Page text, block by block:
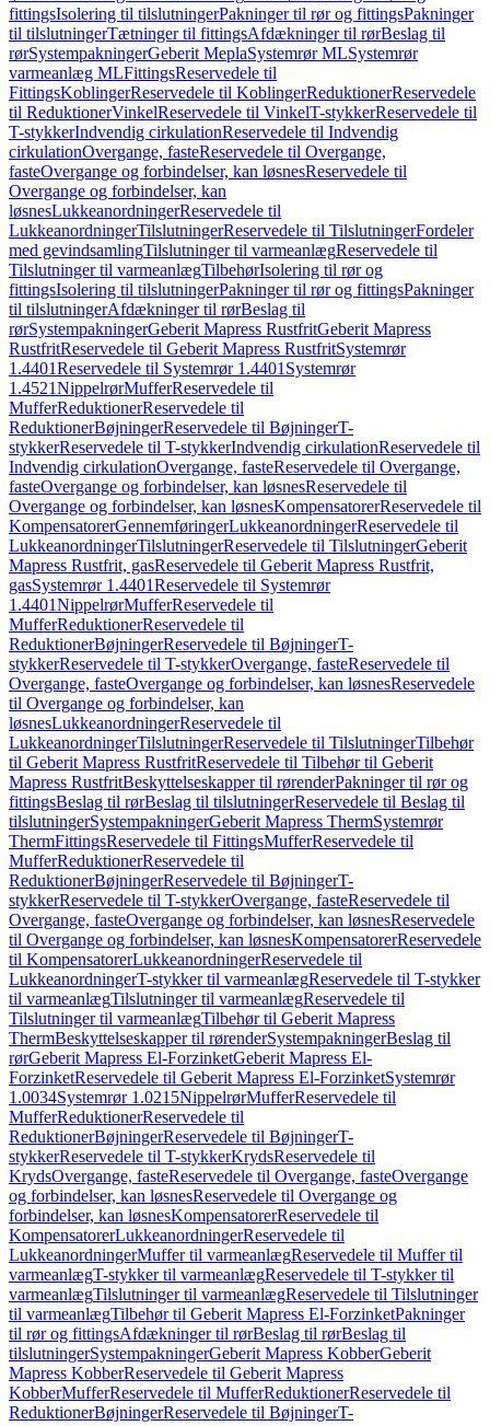
fittingsIsolering til tilslutningerPakninger til rør og fittingsPakninger
til tilslutningerTætninger til fittingsAfdækninger til rørBeslag til
rørSystempakningerGeberit MeplaSystemrør MLSystemrør
varmeanlæg MLFittingsReservedele til
FittingsKoblingerReservedele til KoblingerReduktionerReservedele
til ReduktionerVinkelReservedele til VinkelT-stykkerReservedele til
T-stykkerIndvendig cirkulationReservedele til Indvendig
cirkulationOvergange, fasteReservedele til Overgange,
fasteOvergange og forbindelser, kan løsnesReservedele til
Overgange og forbindelser, kan
løsnesLukkeanordningerReservedele til
LukkeanordningerTilslutningerReservedele til TilslutningerFordeler
med gevindsamlingTilslutninger til varmeanlægReservedele til
Tilslutninger til varmeanlægTilbehørIsolering til rør og
fittingsIsolering til tilslutningerPakninger til rør og fittingsPakninger
til tilslutningerAfdækninger til rørBeslag til
rørSystempakningerGeberit Mapress RustfritGeberit Mapress
RustfritReservedele til Geberit Mapress RustfritSystemrør
1.4401Reservedele til Systemrør 1.4401 Systemrør
1.4521NippelrørMufferReservedele til
MufferReduktionerReservedele til
ReduktionerBøjningerReservedele til BøjningerT-
stykkerReservedele til T-stykkerIndvendig cirkulationReservedele til
Indvendig cirkulationOvergange, fasteReservedele til Overgange,
fasteOvergange og forbindelser, kan løsnesReservedele til
Overgange og forbindelser, kan løsnesKompensatorerReservedele til
KompensatorerGennemføringerLukkeanordningerReservedele til
LukkeanordningerTilslutningerReservedele til TilslutningerGeberit
Mapress Rustfrit, gasReservedele til Geberit Mapress Rustfrit,
gasSystemrør 1.4401Reservedele til Systemrør
1.4401NippelrørMufferReservedele til
MufferReduktionerReservedele til
ReduktionerBøjningerReservedele til BøjningerT-
stykkerReservedele til T-stykkerOvergange, fasteReservedele til
Overgange, fasteOvergange og forbindelser, kan løsnesReservedele
til Overgange og forbindelser, kan
løsnesLukkeanordningerReservedele til
LukkeanordningerTilslutningerReservedele til TilslutningerTilbehør
til Geberit Mapress RustfritReservedele til Tilbehør til Geberit
Mapress RustfritBeskyttelseskapper til rørenderPakninger til rør og
fittingsBeslag til rørBeslag til tilslutningerReservedele til Beslag til
tilslutningerSystempakningerGeberit Mapress ThermSystemrør
ThermFittingsReservedele til FittingsMufferReservedele til
MufferReduktionerReservedele til
ReduktionerBøjningerReservedele til BøjningerT-
stykkerReservedele til T-stykkerOvergange, fasteReservedele til
Overgange, fasteOvergange og forbindelser, kan løsnesReservedele
til Overgange og forbindelser, kan løsnesKompensatorerReservedele
til KompensatorerLukkeanordningerReservedele til
LukkeanordningerT-stykker til varmeanlægReservedele til T-stykker
til varmeanlægTilslutninger til varmeanlægReservedele til
Tilslutninger til varmeanlægTilbehør til Geberit Mapress
ThermBeskyttelseskapper til rørenderSystempakningerBeslag til
rørGeberit Mapress El-ForzinketGeberit Mapress El-
ForzinketReservedele til Geberit Mapress El-ForzinketSystemrør
1.0034Systemrør 1.0215NippelrørMufferReservedele til
MufferReduktionerReservedele til
ReduktionerBøjningerReservedele til BøjningerT-
stykkerReservedele til T-stykkerKrydsReservedele til
KrydsOvergange, fasteReservedele til Overgange, fasteOvergange
og forbindelser, kan løsnesReservedele til Overgange og
forbindelser, kan løsnesKompensatorerReservedele til
KompensatorerLukkeanordningerReservedele til
LukkeanordningerMuffer til varmeanlægReservedele til Muffer til
varmeanlægT-stykker til varmeanlægReservedele til T-stykker til
varmeanlægTilslutninger til varmeanlægReservedele til Tilslutninger
til varmeanlægTilbehør til Geberit Mapress El-ForzinketPakninger
til rør og fittingsAfdækninger til rørBeslag til rørBeslag til
tilslutningerSystempakningerGeberit Mapress KobberGeberit
Mapress KobberReservedele til Geberit Mapress
KobberMufferReservedele til MufferReduktionerReservedele til
ReduktionerBøjningerReservedele til BøjningerT-